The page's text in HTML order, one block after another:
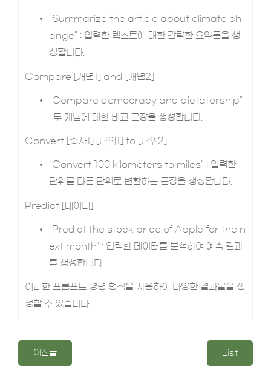
"Summarize the article about climate ch
ange" : 입력한 텍스트에 대한 간략한 요약문을 생
성합니다.
Compare [개념1] and [개념2]
"Compare democracy and dictatorship"
: 두 개념에 대한 비교 문장을 생성합니다.
Convert [숫자1] [단위1] to [단위2]
"Convert 100 kilometers to miles" : 입력한
단위를 다른 단위로 변환하는 문장을 생성합니다.
Predict [데이터]
"Predict the stock price of Apple for the n
ext month" : 입력한 데이터를 분석하여 예측 결과
를 생성합니다.
이러한 프롬프트 명령 형식을 사용하여 다양한 결과물을 생
성할 수 있습니다.
이전글 List